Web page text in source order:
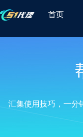
首页
汇集使用技巧，一分